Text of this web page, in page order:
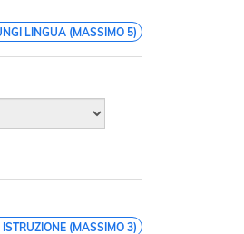
LINGUA (MASSIMO 5)
(MASSIMO 3)